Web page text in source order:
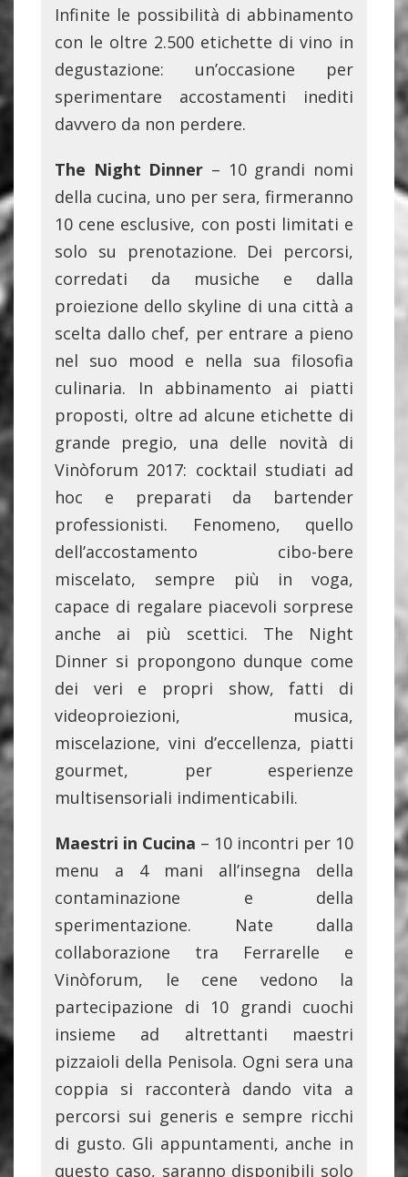
Infinite le possibilità di abbinamento
con le oltre 2.500 etichette di vino in
degustazione: un’occasione per
sperimentare accostamenti inediti
davvero da non perdere.
The Night Dinner – 10 grandi nomi
della cucina, uno per sera, firmeranno
10 cene esclusive, con posti limitati e
solo su prenotazione. Dei percorsi,
corredati da musiche e dalla
proiezione dello skyline di una città a
scelta dallo chef, per entrare a pieno
nel suo mood e nella sua filosofia
culinaria. In abbinamento ai piatti
proposti, oltre ad alcune etichette di
grande pregio, una delle novità di
Vinòforum 2017: cocktail studiati ad
hoc e preparati da bartender
professionisti. Fenomeno, quello
dell’accostamento cibo-bere
miscelato, sempre più in voga,
capace di regalare piacevoli sorprese
anche ai più scettici. The Night
Dinner si propongono dunque come
dei veri e propri show, fatti di
videoproiezioni, musica,
miscelazione, vini d’eccellenza, piatti
gourmet, per esperienze
multisensoriali indimenticabili.
Maestri in Cucina – 10 incontri per 10
menu a 4 mani all’insegna della
contaminazione e della
sperimentazione. Nate dalla
collaborazione tra Ferrarelle e
Vinòforum, le cene vedono la
partecipazione di 10 grandi cuochi
insieme ad altrettanti maestri
pizzaioli della Penisola. Ogni sera una
coppia si racconterà dando vita a
percorsi sui generis e sempre ricchi
di gusto. Gli appuntamenti, anche in
questo caso, saranno disponibili solo